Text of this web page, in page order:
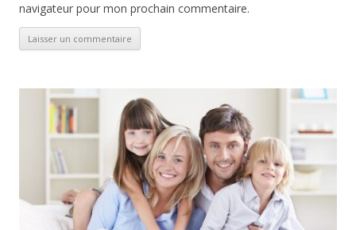
navigateur pour mon prochain commentaire.